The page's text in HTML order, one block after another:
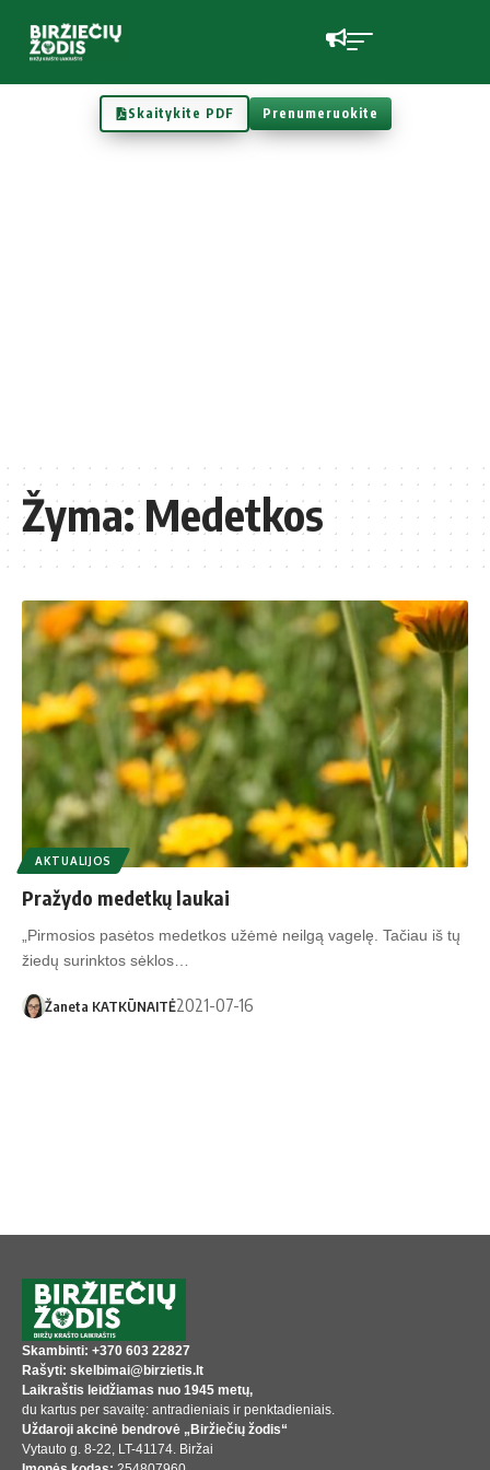
Skaitykite PDF Prenumeruokite
Žyma:Medetkos
AKTUALIJOS
Pražydo medetkų laukai
„Pirmosios pasėtos medetkos užėmė neilgą vagelę. Tačiau iš tų
žiedų surinktos sėklos…
Žaneta KATKŪNAITĖ2021-07-16
Skambinti: +370 603 22827
Rašyti: skelbimai@birzietis.lt
Laikraštis leidžiamas nuo 1945 metų,
du kartus per savaitę: antradieniais ir penktadieniais.
Uždaroji akcinė bendrovė „Biržiečių žodis“
Vytauto g. 8-22, LT-41174. Biržai